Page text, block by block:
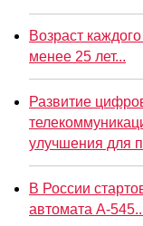
Возраст
менее 25 лет...
Развитие
улучшения для
В России
автомата А-